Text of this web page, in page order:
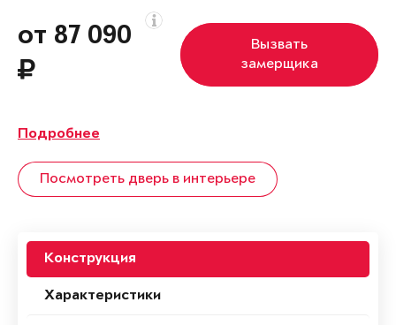
от 87 090
Вызвать
замерщика
Подробнее
Посмотреть дверь в интерьере
Конструкция
Характеристики